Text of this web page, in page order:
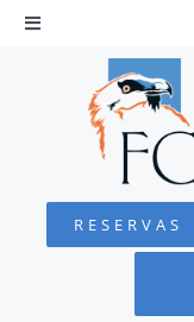
Saltar
Toggle
Navigation
FUNDACIÓN
RESERVAS